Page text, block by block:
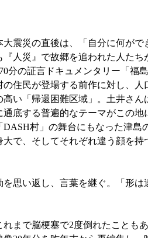
震災の直後は、「自分に何がで
人災』で故郷を追われた人たち
分の証言ドキュメンタリー「福
住民が登場する前作に対し、人
い「帰還困難区域」。土井さん
底する普遍的なテーマがこの地
村」の舞台にもなった津島
で、そしてそれぞれ違う顔を持
思い返し、言葉を継ぐ。「形は
まで脳梗塞で2度倒れたことも